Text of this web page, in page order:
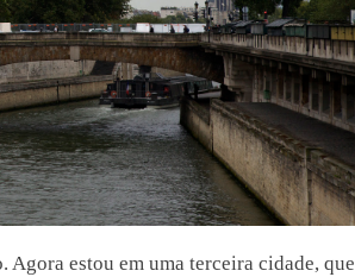
Agora estou em uma terceira cidade, que